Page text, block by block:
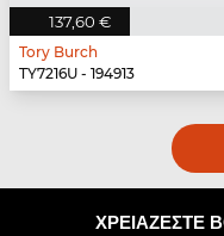
137,60 €
Tory Burch
TY7216U - 194913
ΧΡΕΙΆΖΕΣΤΕ